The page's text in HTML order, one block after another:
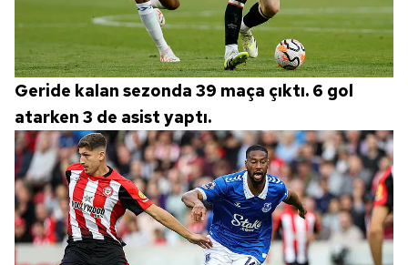
Geride kalan sezonda 39 maça çıktı. 6 gol
atarken 3 de asist yaptı.